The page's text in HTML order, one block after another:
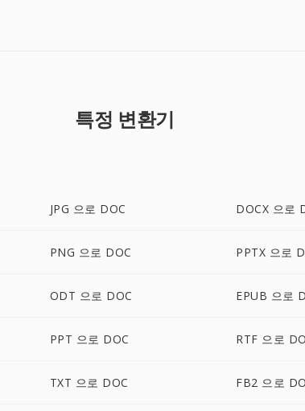
특정 변환기
JPG 으로 DOC DOCX 으로
PNG 으로 DOC PPTX 으로
ODT 으로 DOC EPUB 으로
PPT 으로 DOC RTF 으로
TXT 으로 DOC FB2 으로